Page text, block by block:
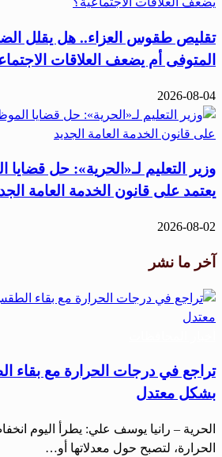
تقليص طقوس العزاء.. هل يقلل
المتوفى أم يضعف العلاقات
2026-08-04
وزير التعليم لـ«الحرية»: حل قضايا
يعتمد على قانون الخدمة العامة
2026-08-02
آخر ما نشر
تراجع في درجات الحرارة مع بقاء
بشكل معتدل
الحرية – رانيا يوسف علي: يطرأ اليوم
الحرارة، لتصبح حول معدلاتها أو…